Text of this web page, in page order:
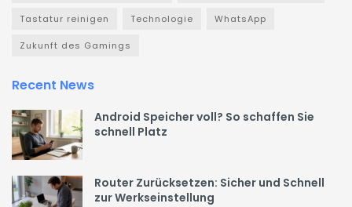
Tastatur reinigen Technologie WhatsApp
Zukunft des Gamings
Recent News
Android Speicher voll? So schaffen Sie
schnell Platz
Router Zurücksetzen: Sicher und Schnell
zur Werkseinstellung